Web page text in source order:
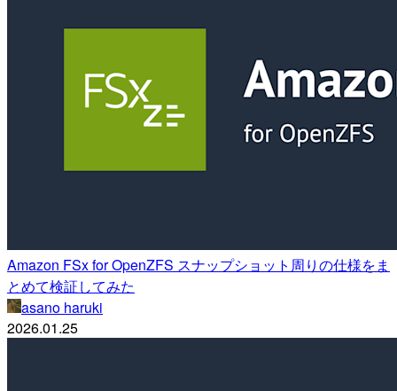
Amazon FSx for OpenZFS スナップショット周りの仕様をま
とめて検証してみた
asano haruki
2026.01.25